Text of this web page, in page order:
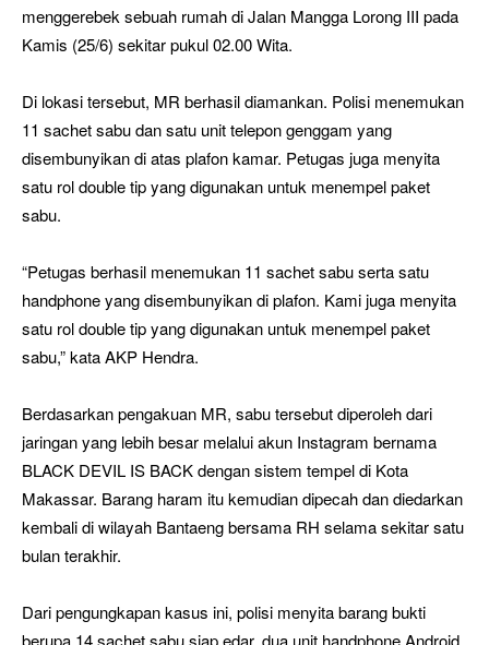
menggerebek sebuah rumah di Jalan Mangga Lorong III pada
Kamis (25/6) sekitar pukul 02.00 Wita.
Di lokasi tersebut, MR berhasil diamankan. Polisi menemukan
11 sachet sabu dan satu unit telepon genggam yang
disembunyikan di atas plafon kamar. Petugas juga menyita
satu rol double tip yang digunakan untuk menempel paket
sabu.
“Petugas berhasil menemukan 11 sachet sabu serta satu
handphone yang disembunyikan di plafon. Kami juga menyita
satu rol double tip yang digunakan untuk menempel paket
sabu,” kata AKP Hendra.
Berdasarkan pengakuan MR, sabu tersebut diperoleh dari
jaringan yang lebih besar melalui akun Instagram bernama
BLACK DEVIL IS BACK dengan sistem tempel di Kota
Makassar. Barang haram itu kemudian dipecah dan diedarkan
kembali di wilayah Bantaeng bersama RH selama sekitar satu
bulan terakhir.
Dari pengungkapan kasus ini, polisi menyita barang bukti
berupa 14 sachet sabu siap edar, dua unit handphone Android,